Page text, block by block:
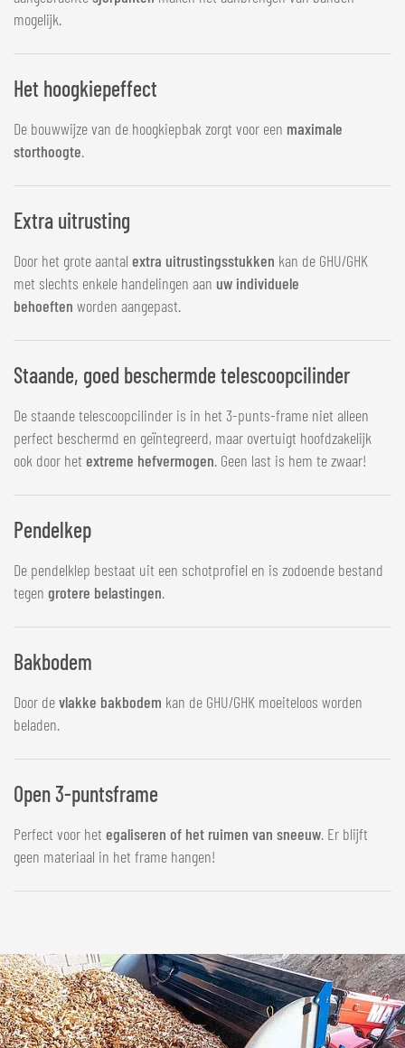
mogelijk.
Het hoogkiepeffect
De bouwwijze van de hoogkiepbak zorgt voor een maximale
storthoogte.
Extra uitrusting
Door het grote aantal extra uitrustingsstukken kan de GHU/GHK
met slechts enkele handelingen aan uw individuele
behoeften worden aangepast.
Staande, goed beschermde telescoopcilinder
De staande telescoopcilinder is in het 3-punts-frame niet alleen
perfect beschermd en geïntegreerd, maar overtuigt hoofdzakelijk
ook door het extreme hefvermogen. Geen last is hem te zwaar!
Pendelkep
De pendelklep bestaat uit een schotprofiel en is zodoende bestand
tegen grotere belastingen.
Bakbodem
Door devlakke bakbodem kan de GHU/GHK moeiteloos worden
beladen.
Open 3-puntsframe
Perfect voor het egaliseren of het ruimen van sneeuw. Er blijft
geen materiaal in het frame hangen!